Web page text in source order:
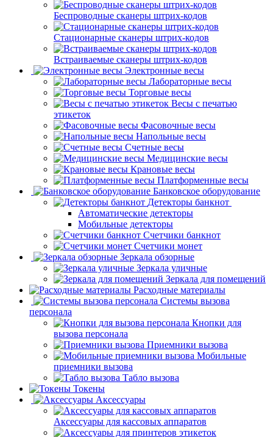
Беспроводные сканеры штрих-кодов
Стационарные сканеры штрих-кодов
Встраиваемые сканеры штрих-кодов
Электронные весы
Лабораторные весы
Торговые весы
Весы с печатью
этикеток
Фасовочные весы
Напольные весы
Счетные весы
Медицинские весы
Крановые весы
Платформенные весы
Банковское оборудование
Детекторы банкнот
Автоматические детекторы
Мобильные детекторы
Счетчики банкнот
Счетчики монет
Зеркала обзорные
Зеркала уличные
Зеркала для помещений
Расходные материалы
Системы вызова
персонала
Кнопки для
вызова персонала
Приемники вызова
Мобильные
приемники вызова
Табло вызова
Токены
Аксессуары
Аксессуары для кассовых аппаратов